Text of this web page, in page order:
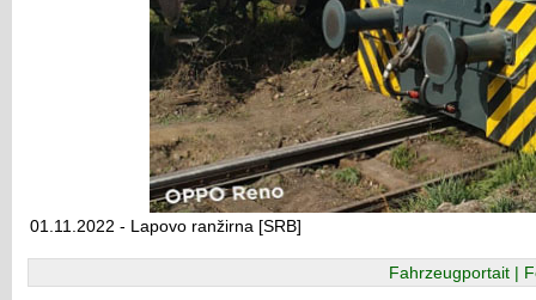
01.11.2022 - Lapovo ranžirna [SRB]
Fahrzeugportait |